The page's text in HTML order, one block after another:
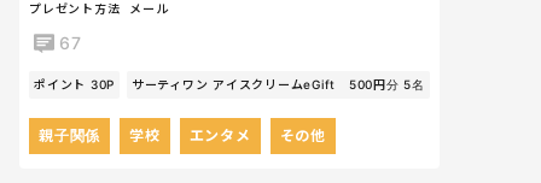
プレゼント方法
メール
67
ポイント 30P サーティワン アイスクリームeGift 500円分 5名
親子関係 学校 エンタメ その他